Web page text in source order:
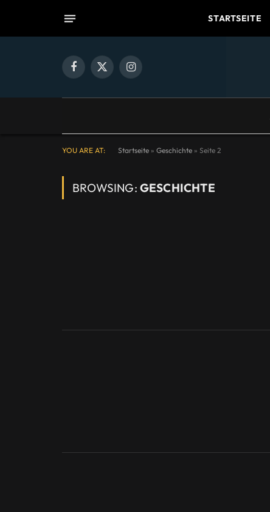
STARTSEITE
Facebook
X
Instagram
YOU ARE AT: Startseite » Geschichte » Seite 2
BROWSING: GESCHICHTE